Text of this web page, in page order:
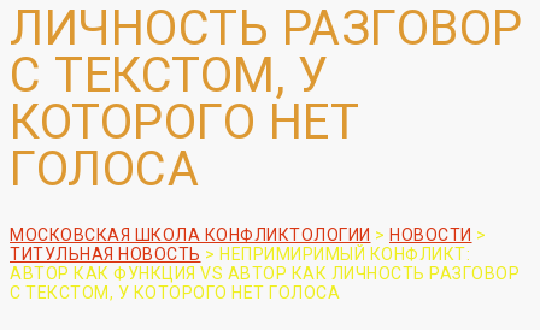
ЛИЧНОСТЬ РАЗГОВОР
С ТЕКСТОМ, У
КОТОРОГО НЕТ
ГОЛОСА
МОСКОВСКАЯ ШКОЛА КОНФЛИКТОЛОГИИ > НОВОСТИ >
ТИТУЛЬНАЯ НОВОСТЬ > НЕПРИМИРИМЫЙ КОНФЛИКТ:
АВТОР КАК ФУНКЦИЯ VS АВТОР КАК ЛИЧНОСТЬ РАЗГОВОР
С ТЕКСТОМ, У КОТОРОГО НЕТ ГОЛОСА